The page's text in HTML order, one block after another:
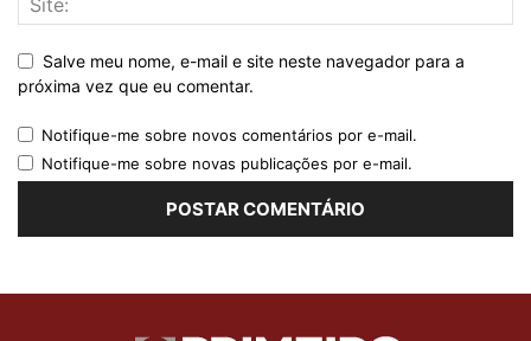
Salve meu nome, e-mail e site neste navegador para a
próxima vez que eu comentar.
Notifique-me sobre novos comentários por e-mail.
Notifique-me sobre novas publicações por e-mail.